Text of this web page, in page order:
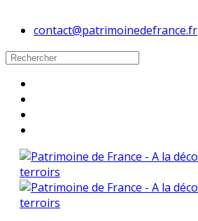
contact@patrimoinedefrance.fr